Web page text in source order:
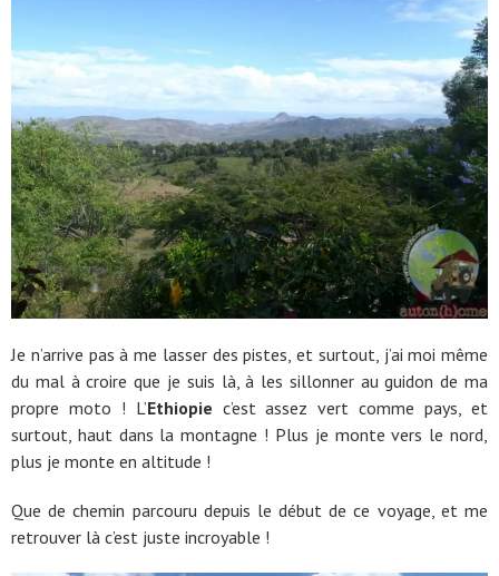
Je n’arrive pas à me lasser des pistes, et surtout, j’ai moi même
du mal à croire que je suis là, à les sillonner au guidon de ma
propre moto ! L’Ethiopie c’est assez vert comme pays, et
surtout, haut dans la montagne ! Plus je monte vers le nord,
plus je monte en altitude !
Que de chemin parcouru depuis le début de ce voyage, et me
retrouver là c’est juste incroyable !